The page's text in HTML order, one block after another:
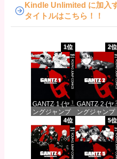
Kindle Unlimited に加入
タイトルはこちら！！
1位
GANTZ 1 (ヤ
ングジャンプ
コミックス
DIGITAL)
価格：¥100
2位
GANTZ 2 (ヤ
ングジャンプ
コミックス
DIGITAL)
価格：
4位 5位